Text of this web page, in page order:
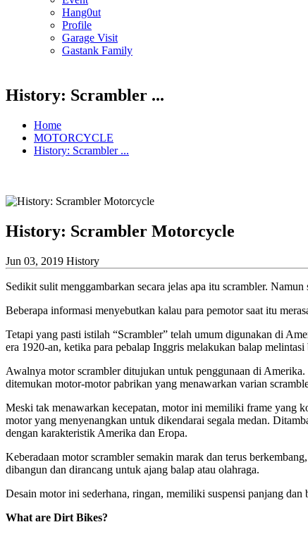
Hang0ut
Profile
Garage Visit
Gastank Family
History: Scrambler ...
Home
MOTORCYCLE
History: Scrambler ...
History: Scrambler Motorcycle
Jun 03, 2019 History
Sedikit sulit menggambarkan secara jelas apa itu scrambler.
Beberapa informasi menyebutkan kalau para pemotor saat itu
Tetapi yang pasti istilah “Scrambler” telah umum digunakan di
era 1920-an, ketika para pebalap Inggris melakukan balap melintasi
Awalnya motor scrambler ditujukan untuk penggunaan di
ditemukan motor-motor pabrikan yang menawarkan varian
Meski tak menawarkan kecepatan, motor ini memiliki frame yang
motor yang menyenangkan untuk dikendarai segala medan.
dengan karakteristik Amerika dan Eropa.
Keberadaan motor scrambler semakin marak dan terus
dibangun dan dirancang untuk ajang balap atau olahraga.
Desain motor ini sederhana, ringan, memiliki suspensi panjang
What are Dirt Bikes?